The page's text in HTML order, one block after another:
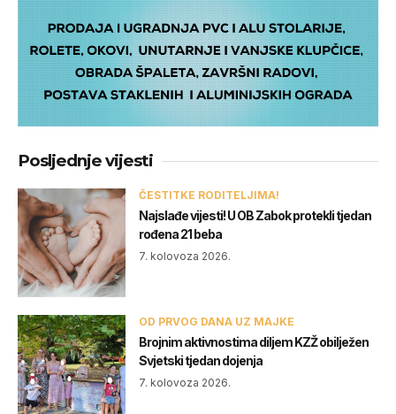
Posljednje vijesti
ČESTITKE RODITELJIMA!
Najslađe vijesti! U OB Zabok protekli tjedan
rođena 21 beba
7. kolovoza 2026.
OD PRVOG DANA UZ MAJKE
Brojnim aktivnostima diljem KZŽ obilježen
Svjetski tjedan dojenja
7. kolovoza 2026.